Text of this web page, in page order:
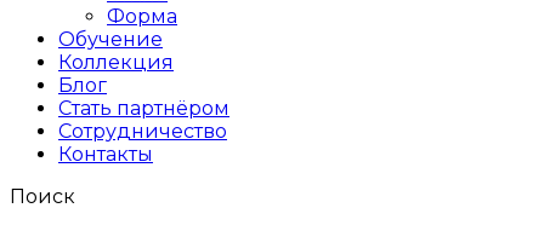
Форма
Обучение
Коллекция
Блог
Стать партнёром
Сотрудничество
Контакты
Поиск